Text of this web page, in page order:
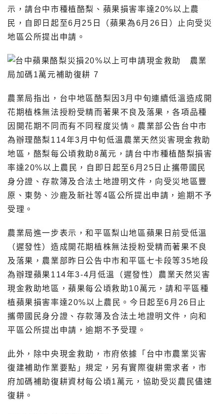
示，請台中市種植酪梨、蘋果損害率達20%以上農
民，自即日起至6月25日（蘋果為6月26日）止向受災
地區公所提出申請。
農業局指出，台中地區酪梨因3月中旬連續低溫造成開
花期植株無法授粉受精而著果不良及落果，各項品種
因開花期不同而有不同程度災情。農業部公告台中市
為辦理酪梨114年3月中旬低溫農業天然災害現金救助
地區，酪梨每公頃救助8萬元，請台中市種植酪梨損害
率達20%以上農民，自即日起至6月25日止攜帶國民
身分證、存款簿及合法土地證明文件，向受災地區豐
原、東勢、沙鹿及新社等4區公所提出申請，逾期不予
受理。
農業局進一步表示，和平區梨山地區蘋果日前受低溫
（遲發性）造成開花期植株無法授粉受精而著果不良
及落果，農業部昨日公告中市和平區七卡段等35地段
為辦理蘋果114年3-4月低溫（遲發性）農業天然災害
現金救助地區，蘋果每公頃救助10萬元，請和平區種
植蘋果損害率達20%以上農民。今日起至6月26日止
攜帶國民身分證、存款簿及合法土地證明文件，向和
平區公所提出申請，逾期不予受理。
此外，除中央現金救助，市府依據「台中市農業災害
復建補助作業要點」規定，另有實際復耕需求者，市
府加碼補助復耕資材每公頃1萬元，協助受災農民儘速
復耕。